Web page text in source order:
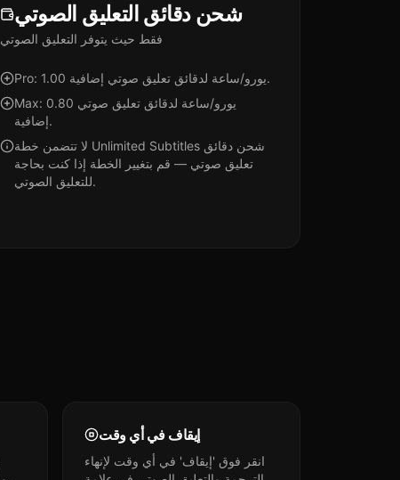
شحن دقائق التعليق الصوتي
فقط حيث يتوفر التعليق الصوتي
Pro: 1.00 يورو/ساعة لدقائق تعليق صوتي إضافية.
Max: 0.80 يورو/ساعة لدقائق تعليق صوتي
إضافية.
لا تتضمن خطة Unlimited Subtitles شحن دقائق
تعليق صوتي — قم بتغيير الخطة إذا كنت بحاجة
للتعليق الصوتي.
إيقاف في أي وقت
انقر فوق 'إيقاف' في أي وقت لإنهاء